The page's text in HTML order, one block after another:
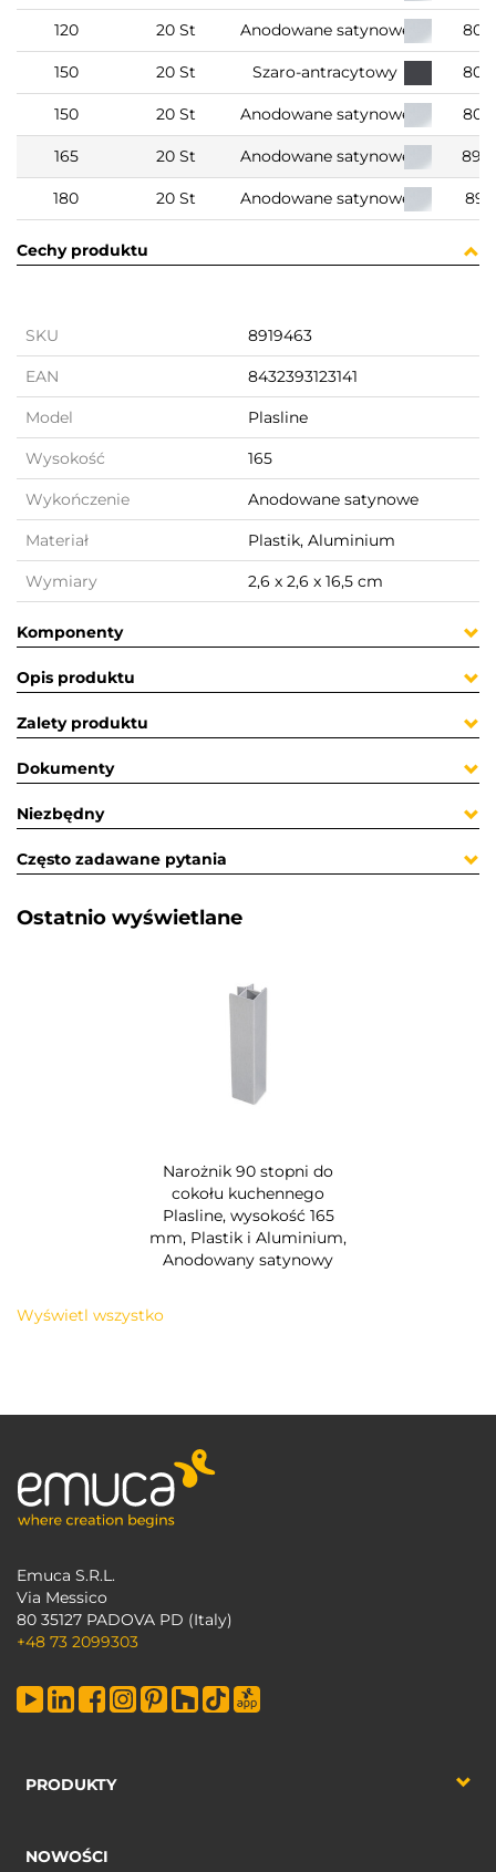
120 20 St Anodowane satynowe
150 20 St Szaro-antracytowy
150 20 St Anodowane satynowe
165 20 St Anodowane satynowe
180 20 St Anodowane satynowe
Cechy produktu
SKU 8919463
EAN 8432393123141
Model Plasline
Wysokość 165
Wykończenie Anodowane satynowe
Materiał Plastik, Aluminium
Wymiary 2,6 x 2,6 x 16,5 cm
Komponenty
Opis produktu
Zalety produktu
Dokumenty
Niezbędny
Często zadawane pytania
Ostatnio wyświetlane​
Narożnik 90 stopni do
cokołu kuchennego
Plasline, wysokość 165
mm, Plastik i Aluminium,
Anodowany satynowy
Wyświetl wszystko
Emuca S.R.L.
Via Messico
80 35127 PADOVA PD (Italy)
+48 73 2099303
PRODUKTY
NOWOŚCI